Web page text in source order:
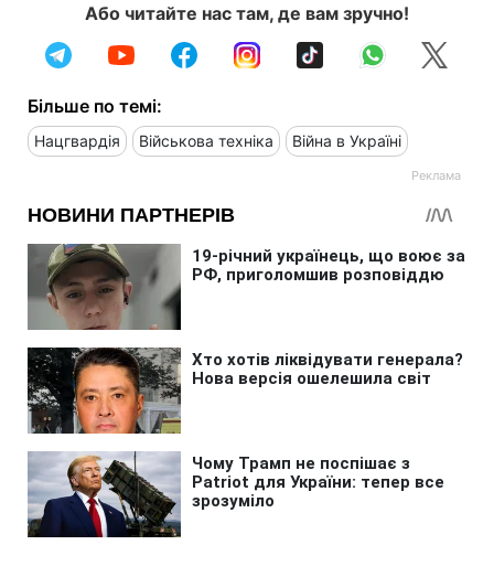
Або читайте нас там, де вам зручно!
Більше по темі:
Нацгвардія Військова техніка Війна в Україні